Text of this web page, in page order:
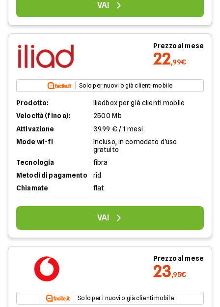
VAI
Prezzo al mese
22,99€
Solo per nuovi o già clienti mobile
Prodotto:
Iliadbox per già clienti mobile
Velocità (fino a):
2500 Mb
Attivazione
39.99 € / 1 mesi
Mode wi-fi
Incluso, in comodato d'uso
gratuito
Tecnologia
fibra
Metodi di pagamento
rid
Chiamate
flat
VAI
Prezzo al mese
23,95€
Solo per i nuovi o già clienti mobile